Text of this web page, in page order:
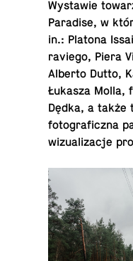
Wys­tawie
Par­adise, w
in.: Platona
raviego, Piera
Alberto Dutto,
Łukasza Molla,
Dędka, a także
fo­tograficzna
wiz­ual­iza­cje